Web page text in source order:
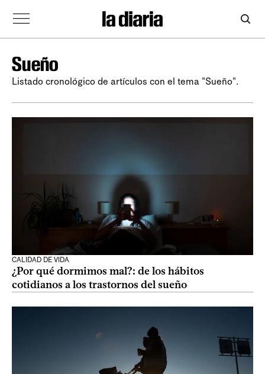
Sueño
Listado cronológico de artículos con el tema "Sueño".
CALIDAD DE VIDA
¿Por qué dormimos mal?: de los hábitos
cotidianos a los trastornos del sueño